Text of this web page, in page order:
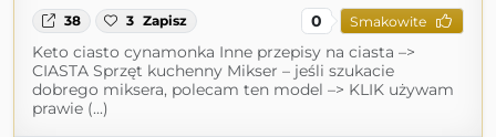
38 3 Zapisz 0 Smakowite
Keto ciasto cynamonka Inne przepisy na ciasta –>
CIASTA Sprzęt kuchenny Mikser – jeśli szukacie
dobrego miksera, polecam ten model –> KLIK używam
prawie (...)